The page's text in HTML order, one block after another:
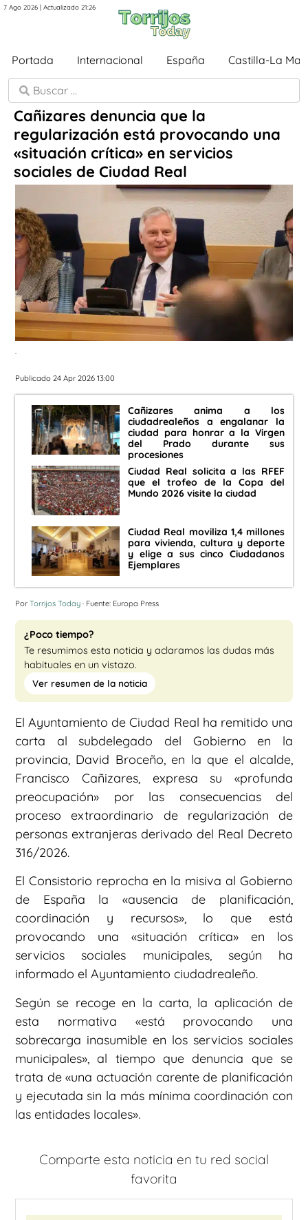
7 Ago 2026 | Actualizado 21:26
Portada Internacional España Castilla-La
Cañizares denuncia que la
regularización está provocando una
«situación crítica» en servicios
sociales de Ciudad Real
.
Publicado 24 Apr 2026 13:00
Cañizares anima a los
ciudadrealeños a engalanar la
ciudad para honrar a la Virgen
del Prado durante sus
procesiones
Ciudad Real solicita a las RFEF
que el trofeo de la Copa del
Mundo 2026 visite la ciudad
Ciudad Real moviliza 1,4 millones
para vivienda, cultura y deporte
y elige a sus cinco Ciudadanos
Ejemplares
Por Torrijos Today · Fuente: Europa Press
¿Poco tiempo?
Te resumimos esta noticia y aclaramos las dudas más
habituales en un vistazo.
Ver resumen de la noticia
El Ayuntamiento de Ciudad Real ha remitido una
carta al subdelegado del Gobierno en la
provincia, David Broceño, en la que el alcalde,
Francisco Cañizares, expresa su «profunda
preocupación» por las consecuencias del
proceso extraordinario de regularización de
personas extranjeras derivado del Real Decreto
316/2026.
El Consistorio reprocha en la misiva al Gobierno
de España la «ausencia de planificación,
coordinación y recursos», lo que está
provocando una «situación crítica» en los
servicios sociales municipales, según ha
informado el Ayuntamiento ciudadrealeño.
Según se recoge en la carta, la aplicación de
esta normativa «está provocando una
sobrecarga inasumible en los servicios sociales
municipales», al tiempo que denuncia que se
trata de «una actuación carente de planificación
y ejecutada sin la más mínima coordinación con
las entidades locales».
Comparte esta noticia en tu red social
favorita